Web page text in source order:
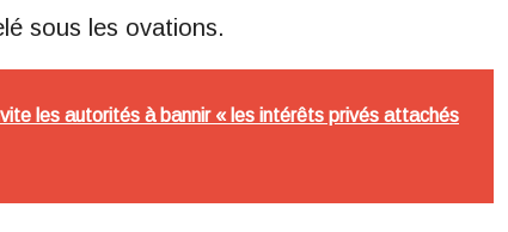
sous les ovations.
les autorités à bannir « les intérêts privés attachés